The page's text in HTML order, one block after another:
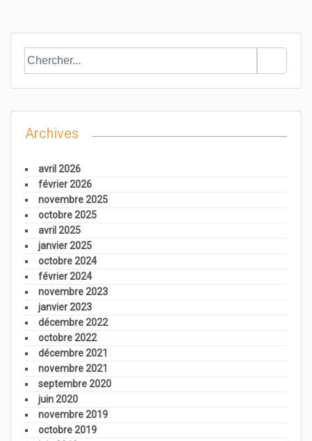
SEARCH
FOR:
Archives
avril 2026
février 2026
novembre 2025
octobre 2025
avril 2025
janvier 2025
octobre 2024
février 2024
novembre 2023
janvier 2023
décembre 2022
octobre 2022
décembre 2021
novembre 2021
septembre 2020
juin 2020
novembre 2019
octobre 2019